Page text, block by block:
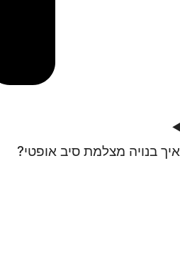
איך בנויה מצלמת סיב אופטי?